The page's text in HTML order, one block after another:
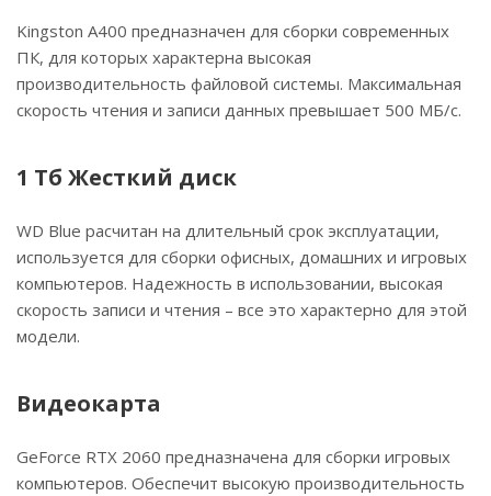
Kingston A400 предназначен для сборки современных
ПК, для которых характерна высокая
производительность файловой системы. Максимальная
скорость чтения и записи данных превышает 500 МБ/с.
1 Тб Жесткий диск
WD Blue расчитан на длительный срок эксплуатации,
используется для сборки офисных, домашних и игровых
компьютеров. Надежность в использовании, высокая
скорость записи и чтения – все это характерно для этой
модели.
Видеокарта
GeForce RTX 2060 предназначена для сборки игровых
компьютеров. Обеспечит высокую производительность